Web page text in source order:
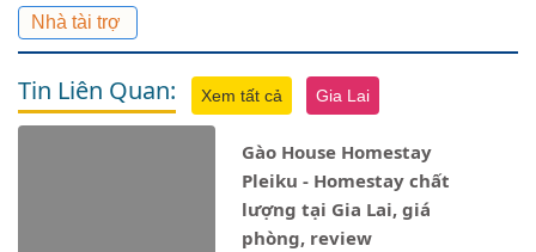
Nhà tài trợ
Tin Liên Quan: Xem tất cả Gia Lai
Gào House Homestay
Pleiku - Homestay chất
lượng tại Gia Lai, giá
phòng, review